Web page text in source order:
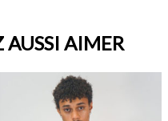
AUSSI AIMER